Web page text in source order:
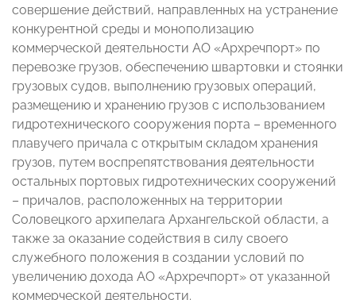
совершение действий, направленных на устранение
конкурентной среды и монополизацию
коммерческой деятельности АО «Архречпорт» по
перевозке грузов, обеспечению швартовки и стоянки
грузовых судов, выполнению грузовых операций,
размещению и хранению грузов с использованием
гидротехнического сооружения порта – временного
плавучего причала с открытым складом хранения
грузов, путем воспрепятствования деятельности
остальных портовых гидротехнических сооружений
– причалов, расположенных на территории
Соловецкого архипелага Архангельской области, а
также за оказание содействия в силу своего
служебного положения в создании условий по
увеличению дохода АО «Архречпорт» от указанной
коммерческой деятельности.